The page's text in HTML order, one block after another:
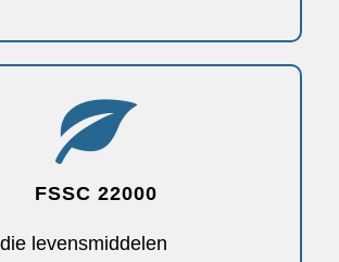
FSSC 22000
levensmiddelen